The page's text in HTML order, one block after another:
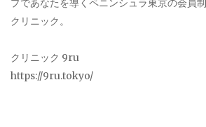
プであなたを導くペニンシュラ東京の会員
クリニック。
クリニック 9ru
https://9ru.tokyo/